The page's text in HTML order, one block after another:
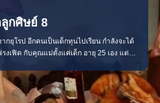
กศิษย์ 8
กยุโรป อีกคนเป็นเด็กทุนไปเรียน กำลังจะได้
เฟิด กับคุณแม่ตั้งแค่เด็ก อายุ 25 เอง แต่
ห้อีก เพราะช่วงนั้นเพื่อนเธอเลิกกับแฟน ตีกับ
จะแจ้งตำร